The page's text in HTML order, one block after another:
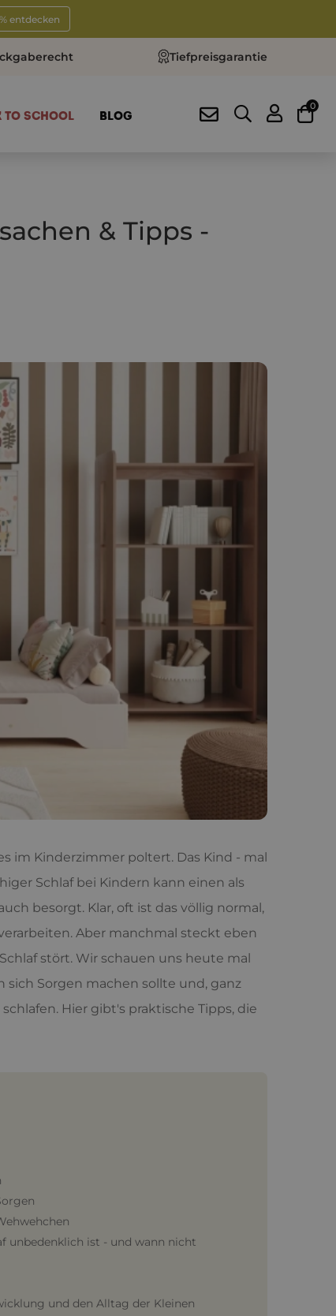
entdecken
Tiefpreisgarantie
TO SCHOOL BLOG
0
& Tipps -
im Kinderzimmer poltert. Das Kind - mal
Schlaf bei Kindern kann einen als
besorgt. Klar, oft ist das völlig normal,
Aber manchmal steckt eben
stört. Wir schauen uns heute mal
sich Sorgen machen sollte und, ganz
Hier gibt's praktische Tipps, die
unbedenklich ist - und wann nicht
und den Alltag der Kleinen